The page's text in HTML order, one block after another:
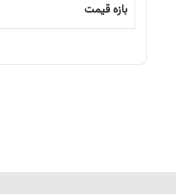
بازه قیمت